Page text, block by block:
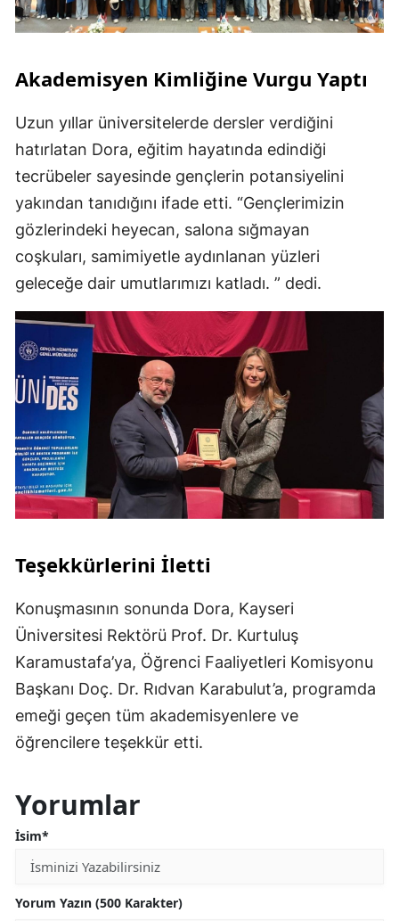
Akademisyen Kimliğine Vurgu Yaptı
Uzun yıllar üniversitelerde dersler verdiğini
hatırlatan Dora, eğitim hayatında edindiği
tecrübeler sayesinde gençlerin potansiyelini
yakından tanıdığını ifade etti. “Gençlerimizin
gözlerindeki heyecan, salona sığmayan
coşkuları, samimiyetle aydınlanan yüzleri
geleceğe dair umutlarımızı katladı. ” dedi.
Teşekkürlerini İletti
Konuşmasının sonunda Dora, Kayseri
Üniversitesi Rektörü Prof. Dr. Kurtuluş
Karamustafa’ya, Öğrenci Faaliyetleri Komisyonu
Başkanı Doç. Dr. Rıdvan Karabulut’a, programda
emeği geçen tüm akademisyenlere ve
öğrencilere teşekkür etti.
Yorumlar
İsim*
Yorum Yazın (500 Karakter)